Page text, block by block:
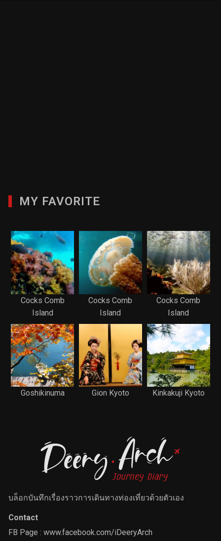
MY FAVORITE
Cocks Comb
Island
Cocks Comb
Island
Cocks Comb
Island
Goshikinuma Gion Kyoto Kinkakuji Kyoto
บล็อกบันทึกเรื่องราวการเดินทางท่องเที่ยวด้วยตัวเอง
Contact
FB Page :www.facebook.com/iDeeryArch